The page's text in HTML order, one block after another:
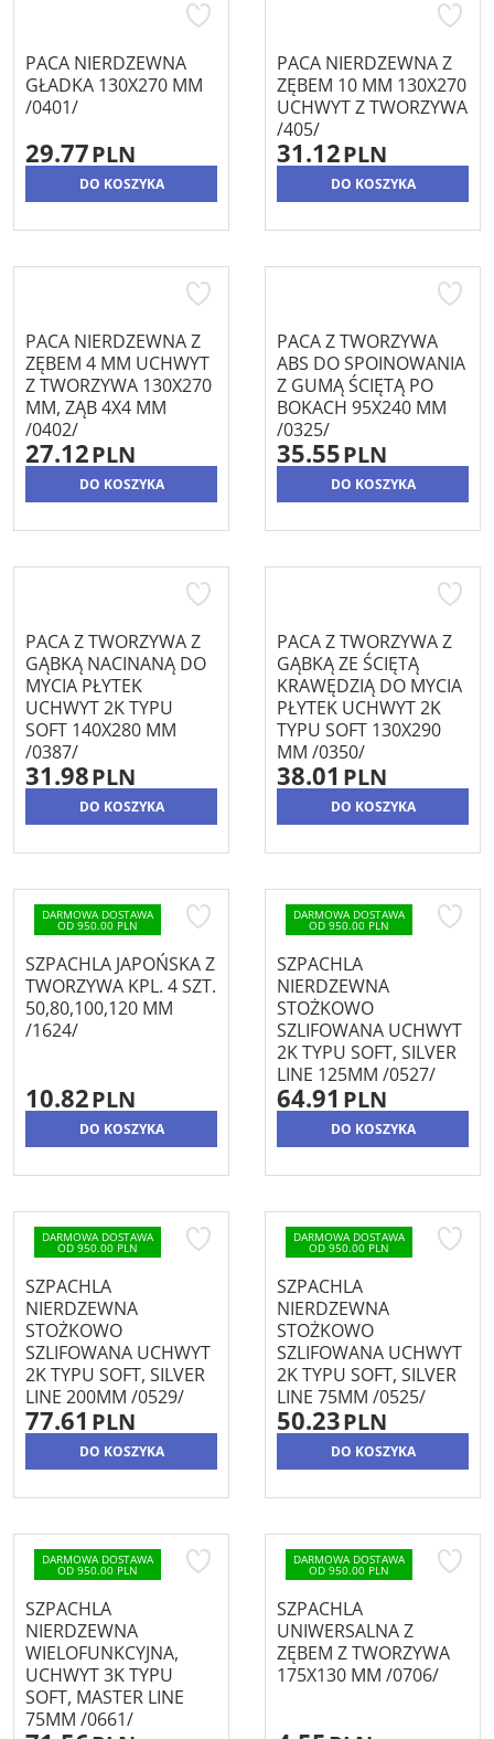
PACA NIERDZEWNA
GŁADKA 130X270 MM
/0401/
29.77PLN
DO KOSZYKA
PACA NIERDZEWNA Z
ZĘBEM 10 MM 130X270
UCHWYT Z TWORZYWA
/405/
31.12PLN
DO KOSZYKA
PACA NIERDZEWNA Z
ZĘBEM 4 MM UCHWYT
Z TWORZYWA 130X270
MM, ZĄB 4X4 MM
/0402/
27.12PLN
DO KOSZYKA
PACA Z TWORZYWA
ABS DO SPOINOWANIA
Z GUMĄ ŚCIĘTĄ PO
BOKACH 95X240 MM
/0325/
35.55PLN
DO KOSZYKA
PACA Z TWORZYWA Z
GĄBKĄ NACINANĄ DO
MYCIA PŁYTEK
UCHWYT 2K TYPU
SOFT 140X280 MM
/0387/
31.98PLN
DO KOSZYKA
PACA Z TWORZYWA Z
GĄBKĄ ZE ŚCIĘTĄ
KRAWĘDZIĄ DO MYCIA
PŁYTEK UCHWYT 2K
TYPU SOFT 130X290
MM /0350/
38.01 PLN
DO KOSZYKA
DARMOWA DOSTAWA
OD 950.00 PLN
SZPACHLA JAPOŃSKA Z
TWORZYWA KPL. 4 SZT.
50,80,100,120 MM
/1624/
10.82PLN
DO KOSZYKA
DARMOWA DOSTAWA
OD 950.00 PLN
SZPACHLA
NIERDZEWNA
STOŻKOWO
SZLIFOWANA UCHWYT
2K TYPU SOFT, SILVER
LINE 125MM /0527/
64.91 PLN
DO KOSZYKA
DARMOWA DOSTAWA
OD 950.00 PLN
SZPACHLA
NIERDZEWNA
STOŻKOWO
SZLIFOWANA UCHWYT
2K TYPU SOFT, SILVER
LINE 200MM /0529/
77.61 PLN
DO KOSZYKA
DARMOWA DOSTAWA
OD 950.00 PLN
SZPACHLA
NIERDZEWNA
STOŻKOWO
SZLIFOWANA UCHWYT
2K TYPU SOFT, SILVER
LINE 75MM /0525/
50.23PLN
DO KOSZYKA
DARMOWA DOSTAWA
OD 950.00 PLN
SZPACHLA
NIERDZEWNA
WIELOFUNKCYJNA,
UCHWYT 3K TYPU
SOFT, MASTER LINE
75MM /0661/
DARMOWA DOSTAWA
OD 950.00 PLN
SZPACHLA
UNIWERSALNA Z
ZĘBEM Z TWORZYWA
175X130 MM /0706/